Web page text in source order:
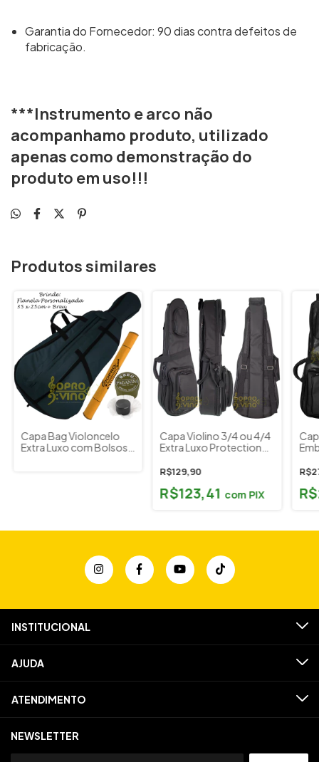
Garantia do Fornecedor: 90 dias contra defeitos de
fabricação.
***Instrumento e arco não
acompanhamo produto, utilizado
apenas como demonstração do
produto em uso!!!
Produtos similares
Capa Bag Violoncelo
Extra Luxo com Bolsos
Capa Violino 3/4 ou 4/4
Extra Luxo Protection
R$129,90
R$123,41 com PIX
INSTITUCIONAL
AJUDA
ATENDIMENTO
NEWSLETTER